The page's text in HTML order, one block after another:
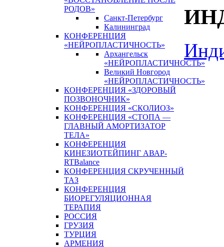
РОДОВ»
Санкт-Петербург
Калининград
КОНФЕРЕНЦИЯ
«НЕЙРОПЛАСТИЧНОСТЬ»
Архангельск
«НЕЙРОПЛАСТИЧНОСТЬ»
Великий Новгород
«НЕЙРОПЛАСТИЧНОСТЬ»
КОНФЕРЕНЦИЯ «ЗДОРОВЫЙ
ПОЗВОНОЧНИК»
КОНФЕРЕНЦИЯ «СКОЛИОЗ»
КОНФЕРЕНЦИЯ «СТОПА —
ГЛАВНЫЙ АМОРТИЗАТОР
ТЕЛА»
КОНФЕРЕНЦИЯ
КИНЕЗИОТЕЙПИНГ АВАР-
RTBalance
КОНФЕРЕНЦИЯ СКРУЧЕННЫЙ
ТАЗ
КОНФЕРЕНЦИЯ
БИОРЕГУЛЯЦИОННАЯ
ТЕРАПИЯ
РОССИЯ
ГРУЗИЯ
ТУРЦИЯ
АРМЕНИЯ